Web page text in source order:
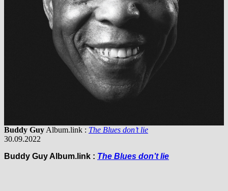
Buddy Guy Album.link : The Blues don’t lie
30.09.2022
Buddy Guy Album.link : The Blues don’t lie